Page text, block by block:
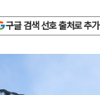
구글 검색 선호 출처로 추가